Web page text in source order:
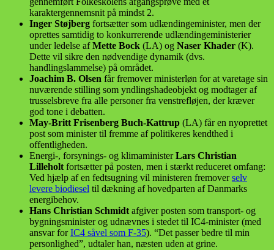
karaktergennemsnit på mindst 2.
Inger Støjberg fortsætter som udlændingeminister, men der
oprettes samtidig to konkurrerende udlændingeministerier
under ledelse afMette Bock (LA) og Naser Khader (K).
Dette vil sikre den nødvendige dynamik (dvs.
handlingslammelse) på området.
Joachim B. Olsen får fremover ministerløn for at varetage sin
nuværende stilling som yndlingshadeobjekt og modtager af
trusselsbreve fra alle personer fra venstrefløjen, der kræver
god tone i debatten.
May-Britt Frisenberg Buch-Kattrup (LA) får en nyoprettet
post som minister til fremme af politikeres kendthed i
offentligheden.
Energi-, forsynings- og klimaministerLars Christian
Lilleholt fortsætter på posten, men i stærkt reduceret omfang:
Ved hjælp af en fedtsugning vil ministeren fremoverselv
levere biodiesel til dækning af hovedparten af Danmarks
energibehov.
Hans Christian Schmidt afgiver posten som transport- og
bygningsminister og udnævnes i stedet til IC4-minister (med
ansvar forIC4 såvel som F-35). “Det passer bedre til min
personlighed”, udtaler han, næsten uden at grine.